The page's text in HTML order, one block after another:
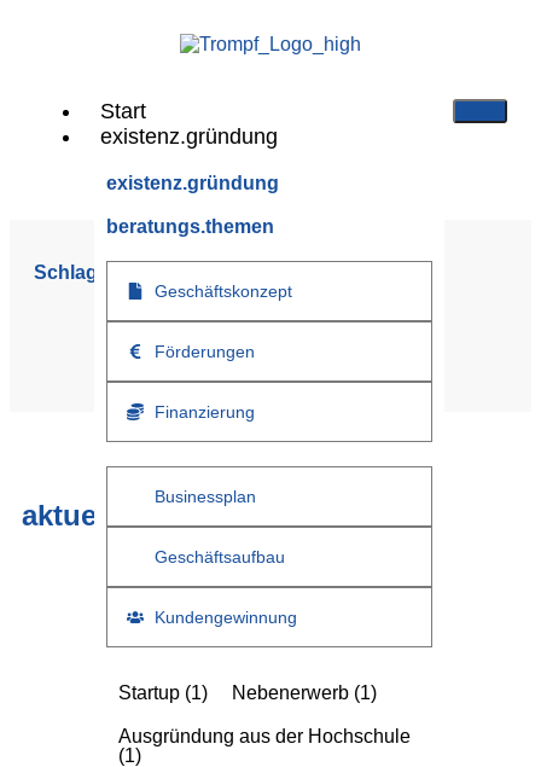
Start
existenz.gründung
existenz.gründung
beratungs.themen
Geschäftskonzept
Förderungen
Finanzierung
Businessplan
Geschäftsaufbau
Kundengewinnung
Startup (1) Nebenerwerb (1)
Ausgründung aus der Hochschule
(1)
Schlagwort:
Sie sind hier: / Start
aktuelle.news